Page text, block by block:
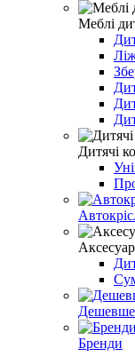
Меблі
Дитячі
Дешевше
Бренди